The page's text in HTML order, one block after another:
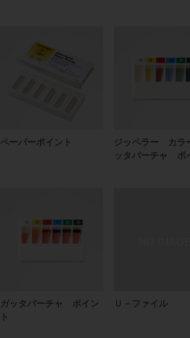
ペーパーポイント
ジッペラー カ
ッタパーチャ ポ
ガッタパーチャ ポイン
ト
Ｕ－ファイル